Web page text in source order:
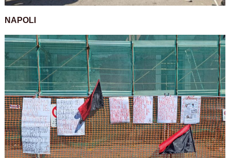
NAPOLI